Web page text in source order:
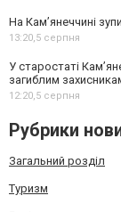
На Камʼянеччині
13:20,5 серпня
У старостаті
загиблим
12:20,5 серпня
Рубрики
Загальний розділ
Туризм